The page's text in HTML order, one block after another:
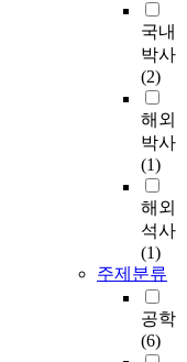
국내
박사
(2)
해외
박사
(1)
해외
석사
(1)
주제분류
공학
(6)